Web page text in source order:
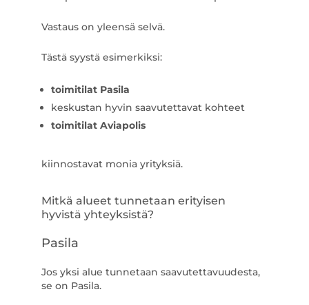
Vastaus on yleensä selvä.
Tästä syystä esimerkiksi:
toimitilat Pasila
keskustan hyvin saavutettavat kohteet
toimitilat Aviapolis
kiinnostavat monia yrityksiä.
Mitkä alueet tunnetaan erityisen
hyvistä yhteyksistä?
Pasila
Jos yksi alue tunnetaan saavutettavuudesta,
se on Pasila.